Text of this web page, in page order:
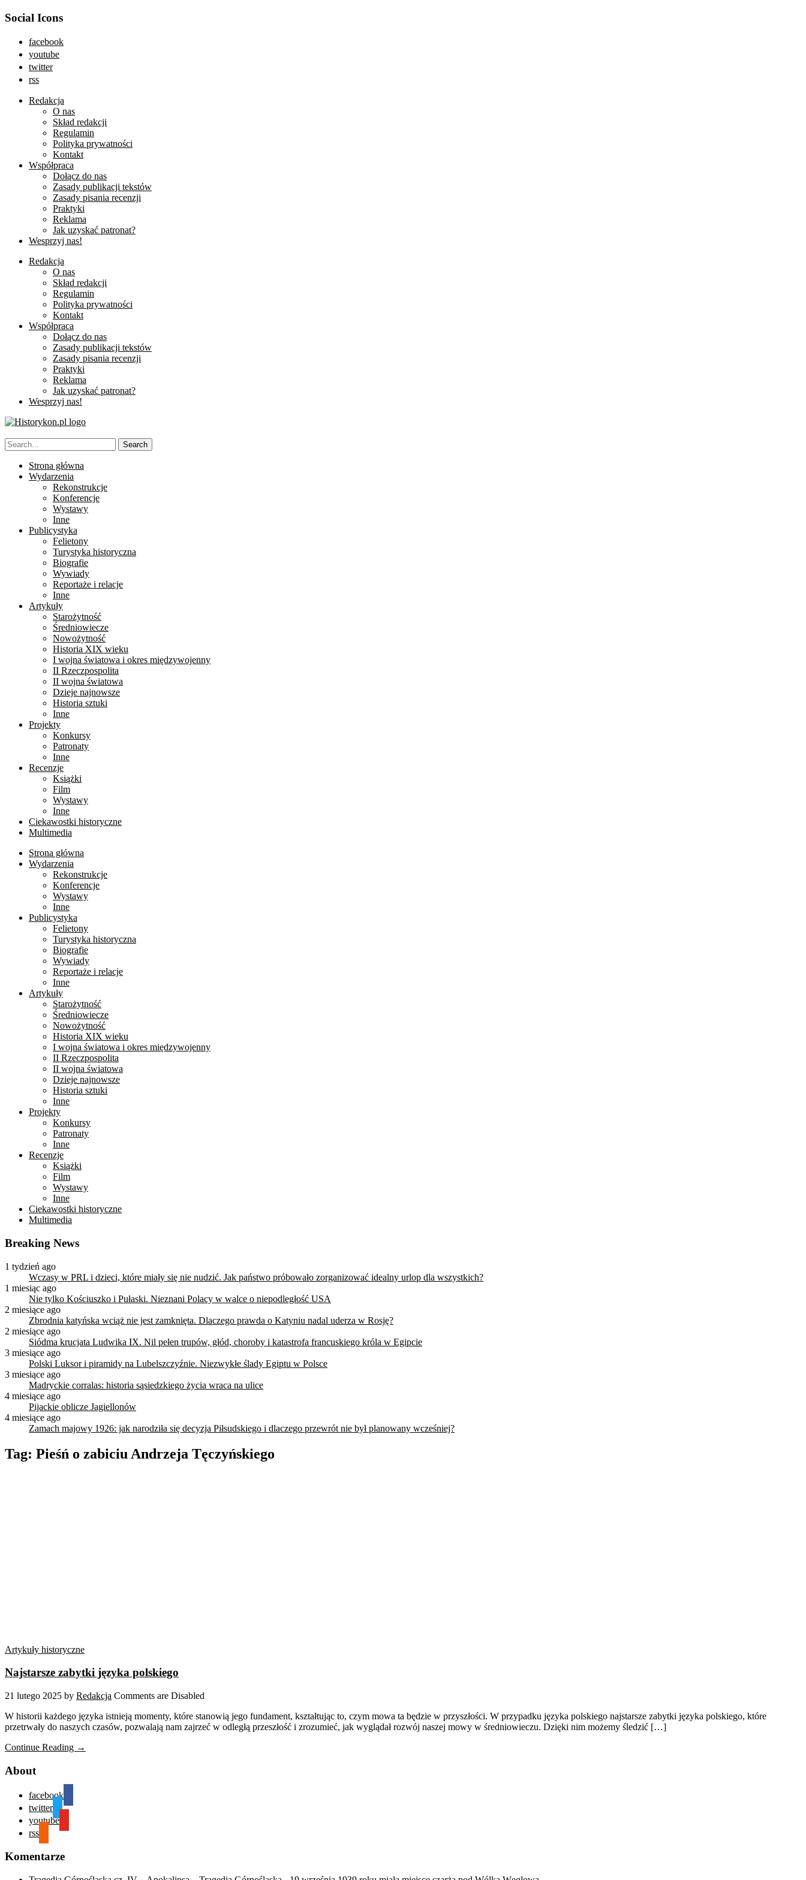
Social Icons
facebook
youtube
twitter
rss
Redakcja
O nas
Skład redakcji
Regulamin
Polityka prywatności
Kontakt
Współpraca
Dołącz do nas
Zasady publikacji tekstów
Zasady pisania recenzji
Praktyki
Reklama
Jak uzyskać patronat?
Wesprzyj nas!
Redakcja
O nas
Skład redakcji
Regulamin
Polityka prywatności
Kontakt
Współpraca
Dołącz do nas
Zasady publikacji tekstów
Zasady pisania recenzji
Praktyki
Reklama
Jak uzyskać patronat?
Wesprzyj nas!
Strona główna
Wydarzenia
Rekonstrukcje
Konferencje
Wystawy
Inne
Publicystyka
Felietony
Turystyka historyczna
Biografie
Wywiady
Reportaże i relacje
Inne
Artykuły
Starożytność
Średniowiecze
Nowożytność
Historia XIX wieku
I wojna światowa i okres międzywojenny
II Rzeczpospolita
II wojna światowa
Dzieje najnowsze
Historia sztuki
Inne
Projekty
Konkursy
Patronaty
Inne
Recenzje
Książki
Film
Wystawy
Inne
Ciekawostki historyczne
Multimedia
Strona główna
Wydarzenia
Rekonstrukcje
Konferencje
Wystawy
Inne
Publicystyka
Felietony
Turystyka historyczna
Biografie
Wywiady
Reportaże i relacje
Inne
Artykuły
Starożytność
Średniowiecze
Nowożytność
Historia XIX wieku
I wojna światowa i okres międzywojenny
II Rzeczpospolita
II wojna światowa
Dzieje najnowsze
Historia sztuki
Inne
Projekty
Konkursy
Patronaty
Inne
Recenzje
Książki
Film
Wystawy
Inne
Ciekawostki historyczne
Multimedia
Breaking News
1 tydzień ago
Wczasy w PRL i dzieci, które miały się nie nudzić. Jak państwo próbowało zorganizować idealny urlop dla wszystkich?
1 miesiąc ago
Nie tylko Kościuszko i Pułaski. Nieznani Polacy w walce o niepodległość USA
2 miesiące ago
Zbrodnia katyńska wciąż nie jest zamknięta. Dlaczego prawda o Katyniu nadal uderza w Rosję?
2 miesiące ago
Siódma krucjata Ludwika IX. Nil pełen trupów, głód, choroby i katastrofa francuskiego króla w Egipcie
3 miesiące ago
Polski Luksor i piramidy na Lubelszczyźnie. Niezwykłe ślady Egiptu w Polsce
3 miesiące ago
Madryckie corralas: historia sąsiedzkiego życia wraca na ulice
4 miesiące ago
Pijackie oblicze Jagiellonów
4 miesiące ago
Zamach majowy 1926: jak narodziła się decyzja Piłsudskiego i dlaczego przewrót nie był planowany wcześniej?
Tag: Pieśń o zabiciu Andrzeja Tęczyńskiego
Artykuły historyczne
Najstarsze zabytki języka polskiego
21 lutego 2025 by Redakcja Comments are Disabled
W historii każdego języka istnieją momenty, które stanowią jego fundament, kształtując to, czym mowa ta będzie w przyszłości. W przypadku języka polskiego najstarsze zabytki języka polskiego, które
przetrwały do naszych czasów, pozwalają nam zajrzeć w odległą przeszłość i zrozumieć, jak wyglądał rozwój naszej mowy w średniowieczu. Dzięki nim możemy śledzić […]
Continue Reading →
About
facebook
twitter
youtube
rss
Komentarze